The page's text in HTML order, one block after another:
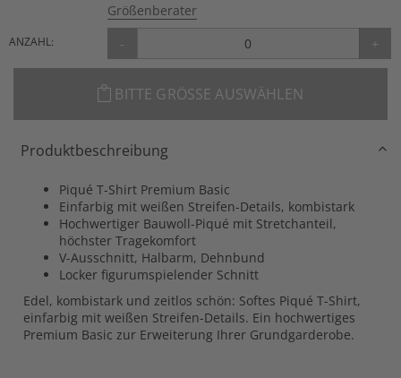
Größenberater
ANZAHL: - +
BITTE GRÖSSE AUSWÄHLEN
Produktbeschreibung
Piqué T-Shirt Premium Basic
Einfarbig mit weißen Streifen-Details, kombistark
Hochwertiger Bauwoll-Piqué mit Stretchanteil,
höchster Tragekomfort
V-Ausschnitt, Halbarm, Dehnbund
Locker figurumspielender Schnitt
Edel, kombistark und zeitlos schön: Softes Piqué T-Shirt,
einfarbig mit weißen Streifen-Details. Ein hochwertiges
Premium Basic zur Erweiterung Ihrer Grundgarderobe.